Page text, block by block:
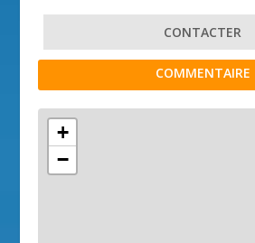
CONTACTER
COMMENTAIRE
+
−